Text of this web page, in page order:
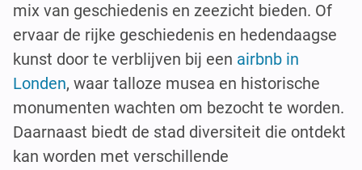
mix van geschiedenis en zeezicht bieden. Of
ervaar de rijke geschiedenis en hedendaagse
kunst door te verblijven bij een airbnb in
Londen, waar talloze musea en historische
monumenten wachten om bezocht te worden.
Daarnaast biedt de stad diversiteit die ontdekt
kan worden met verschillende